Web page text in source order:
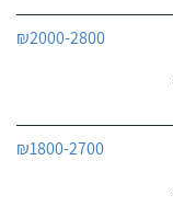
₪2000-2800
₪1800-2700